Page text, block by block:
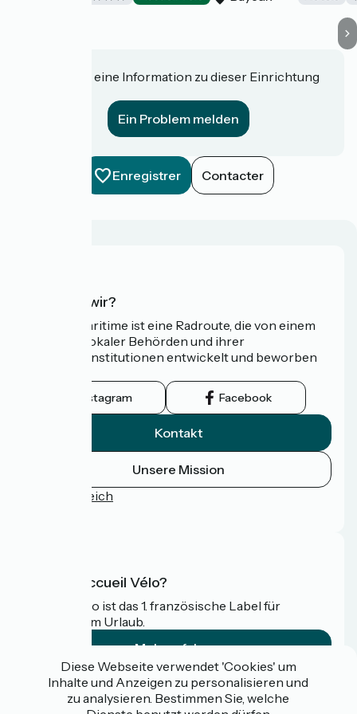
Haben Sie eine Information zu dieser Einrichtung
Ein Problem melden
Enregistrer Contacter
Wer sind wir?
Die Vélomaritime ist eine Radroute, die von einem
Netzwerk lokaler Behörden und ihrer
Tourismusinstitutionen entwickelt und beworben
Instagram Facebook
Kontakt
Unsere Mission
Pressebereich
Was ist Accueil Vélo?
Accueil Vélo ist das 1. französische Label für
Radfahrer im Urlaub.
Mehr erfahren
Gefördert im Rahmen von Destination France
Diese Webseite verwendet 'Cookies' um
Inhalte und Anzeigen zu personalisieren und
zu analysieren. Bestimmen Sie, welche